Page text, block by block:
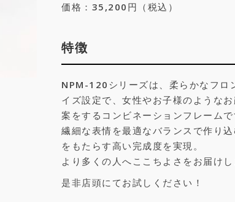
価格：35,200円（税込）
特徴
NPM-120シリーズは、柔らかなフロ
イズ設定で、女性やお子様のような
案をするコンビネーションフレームで
繊細な表情を最適なバランスで作り
をもたらす高い完成度を実現。
より多くの人へここちよさをお届けし
是非店頭にてお試しください！